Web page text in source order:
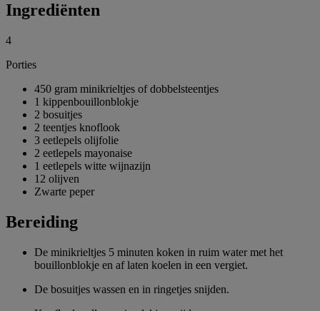
Ingrediënten
4
Porties
450 gram minikrieltjes of dobbelsteentjes
1 kippenbouillonblokje
2 bosuitjes
2 teentjes knoflook
3 eetlepels olijfolie
2 eetlepels mayonaise
1 eetlepels witte wijnazijn
12 olijven
Zwarte peper
Bereiding
De minikrieltjes 5 minuten koken in ruim water met het
bouillonblokje en af laten koelen in een vergiet.
De bosuitjes wassen en in ringetjes snijden.